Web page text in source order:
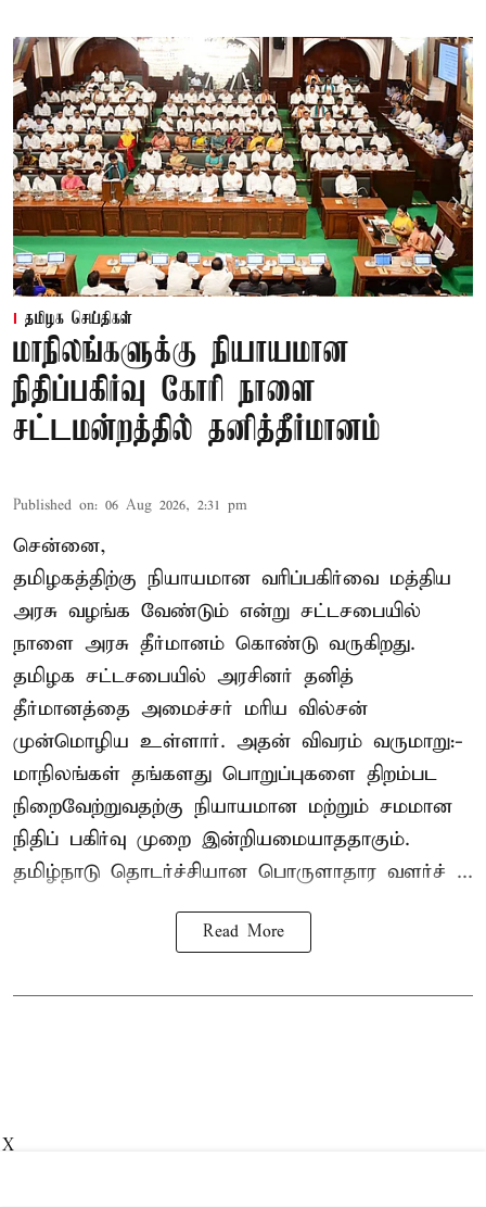
தமிழக செய்திகள்
மாநிலங்களுக்கு நியாயமான
நிதிப்பகிர்வு கோரி நாளை
சட்டமன்றத்தில் தனித்தீர்மானம்
Published on: 06 Aug 2026, 2:31 pm
சென்னை,
தமிழகத்திற்கு நியாயமான வரிப்பகிர்வை மத்திய
அரசு வழங்க வேண்டும் என்று சட்டசபையில்
நாளை அரசு தீர்மானம் கொண்டு வருகிறது.
தமிழக சட்டசபையில் அரசினர் தனித்
தீர்மானத்தை அமைச்சர் மரிய வில்சன்
முன்மொழிய உள்ளார். அதன் விவரம் வருமாறு:-
மாநிலங்கள் தங்களது பொறுப்புகளை திறம்பட
நிறைவேற்றுவதற்கு நியாயமான மற்றும் சமமான
நிதிப் பகிர்வு முறை இன்றியமையாததாகும்.
தமிழ்நாடு தொடர்ச்சியான பொருளாதார வளர்ச் ...
Read More
X